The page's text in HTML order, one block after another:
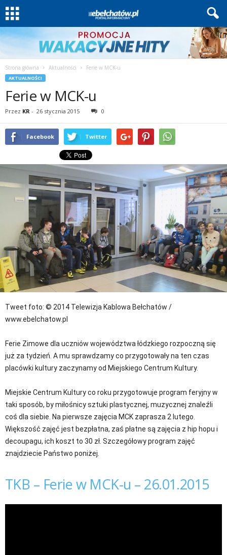
Strona główna Aktualności Ferie w MCK-u
AKTUALNOŚCI
Ferie w MCK-u
Przez KR - 26 stycznia 2015 0
Facebook Twitter
Tweet foto: © 2014 Telewizja Kablowa Bełchatów /
www.ebelchatow.pl
Ferie Zimowe dla uczniów województwa łódzkiego rozpoczną się
już za tydzień. A mu sprawdzamy co przygotowały na ten czas
placówki kultury zaczynamy od Miejskiego Centrum Kultury.
Miejskie Centrum Kultury co roku przygotowuje program feryjny w
taki sposób, by miłośnicy sztuki plastycznej, muzycznej znaleźli
coś dla siebie. Na pierwsze zajęcia MCK zaprasza 2 lutego.
Większość zajęć jest bezpłatna, zaś płatne są zajęcia z hip hopu i
decoupagu, ich koszt to 30 zł. Szczegółowy program zajęć
znajdziecie Państwo poniżej.
TKB – Ferie w MCK-u – 26.01.2015